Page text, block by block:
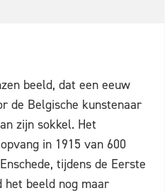
beeld, dat een eeuw
de Belgische kunstenaar
zijn sokkel. Het
in 1915 van 600
tijdens de Eerste
het beeld nog maar